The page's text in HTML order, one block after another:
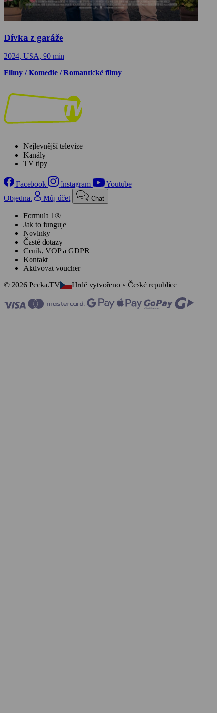
Dívka z garáže
2024, USA, 90 min
Filmy / Komedie / Romantické filmy
Nejlevnější televize
Kanály
TV tipy
Facebook Instagram
Youtube
Objednat
Můj účet Chat
Formula 1®
Jak to funguje
Novinky
Časté dotazy
Ceník, VOP a GDPR
Kontakt
Aktivovat voucher
© 2026 Pecka.TV
Hrdě vytvořeno v České republice